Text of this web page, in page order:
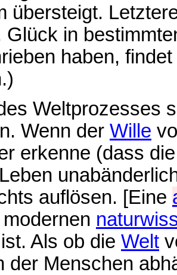
übersteigt.
Glück in
haben,
Weltprozesses
Wenn der Wille
erkenne (dass
auflösen. [Eine
Als ob die Welt
der Menschen